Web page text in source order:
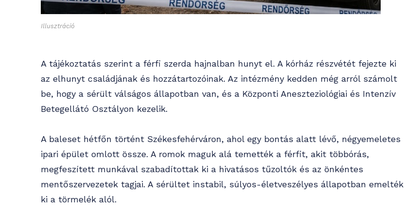
Illusztráció
A tájékoztatás szerint a férfi szerda hajnalban hunyt el. A kórház részvétét fejezte ki
az elhunyt családjának és hozzátartozóinak. Az intézmény kedden még arról számolt
be, hogy a sérült válságos állapotban van, és a Központi Aneszteziológiai és Intenzív
Betegellátó Osztályon kezelik.
A baleset hétfőn történt Székesfehérváron, ahol egy bontás alatt lévő, négyemeletes
ipari épület omlott össze. A romok maguk alá temették a férfit, akit többórás,
megfeszített munkával szabadítottak ki a hivatásos tűzoltók és az önkéntes
mentőszervezetek tagjai. A sérültet instabil, súlyos-életveszélyes állapotban emelték
ki a törmelék alól.